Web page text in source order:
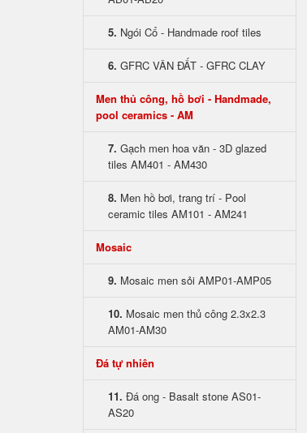
5. Ngói Cổ - Handmade roof tiles
6. GFRC VÂN ĐẤT - GFRC CLAY
Men thủ công, hồ bơi - Handmade,
pool ceramics - AM
7. Gạch men hoa văn - 3D glazed
tiles AM401 - AM430
8. Men hồ bơi, trang trí - Pool
ceramic tiles AM101 - AM241
Mosaic
9. Mosaic men sỏi AMP01-AMP05
10. Mosaic men thủ công 2.3x2.3
AM01-AM30
Đá tự nhiên
11. Đá ong - Basalt stone AS01-
AS20